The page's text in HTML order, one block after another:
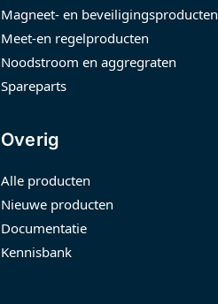
Magneet- en beveiligingsproducten
Meet-en regelproducten
Noodstroom en aggregraten
Spareparts
Overig
Alle producten
Nieuwe producten
Documentatie
Kennisbank